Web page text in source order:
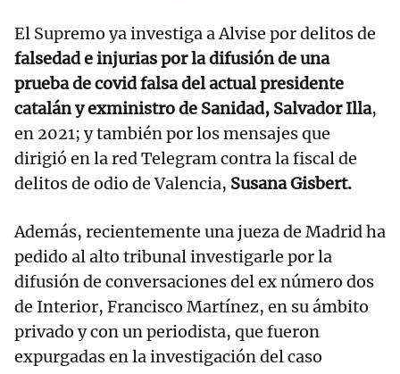
El Supremo ya investiga a Alvise por delitos de
falsedad e injurias por la difusión de una
prueba de covid falsa del actual presidente
catalán y exministro de Sanidad, Salvador Illa,
en 2021; y también por los mensajes que
dirigió en la red Telegram contra la fiscal de
delitos de odio de Valencia, Susana Gisbert.
Además, recientemente una jueza de Madrid ha
pedido al alto tribunal investigarle por la
difusión de conversaciones del ex número dos
de Interior, Francisco Martínez, en su ámbito
privado y con un periodista, que fueron
expurgadas en la investigación del caso